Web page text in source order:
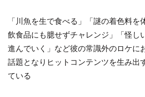
「川魚を生で食べる」「謎の着色料
飲食品にも臆せずチャレンジ」「怪し
進んでいく」など彼の常識外のロケに
話題となりヒットコンテンツを生み出
ている